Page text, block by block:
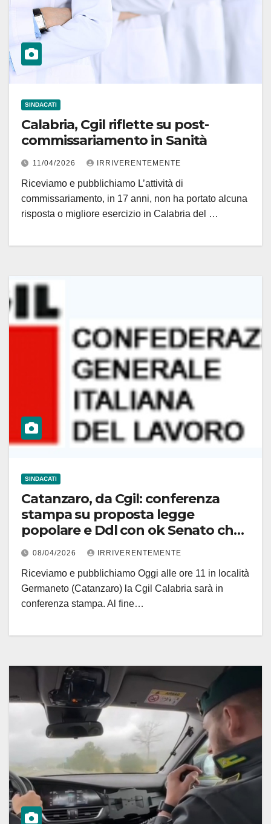
SINDACATI
Calabria, Cgil riflette su post-
commissariamento in Sanità
11/04/2026 IRRIVERENTEMENTE
Riceviamo e pubblichiamo L’attività di
commissariamento, in 17 anni, non ha portato alcuna
risposta o migliore esercizio in Calabria del …
SINDACATI
Catanzaro, da Cgil: conferenza
stampa su proposta legge
popolare e Ddl con ok Senato che
per sindacato svilisce ispettori
Mimit
08/04/2026 IRRIVERENTEMENTE
Riceviamo e pubblichiamo Oggi alle ore 11 in località
Germaneto (Catanzaro) la Cgil Calabria sarà in
conferenza stampa. Al fine…